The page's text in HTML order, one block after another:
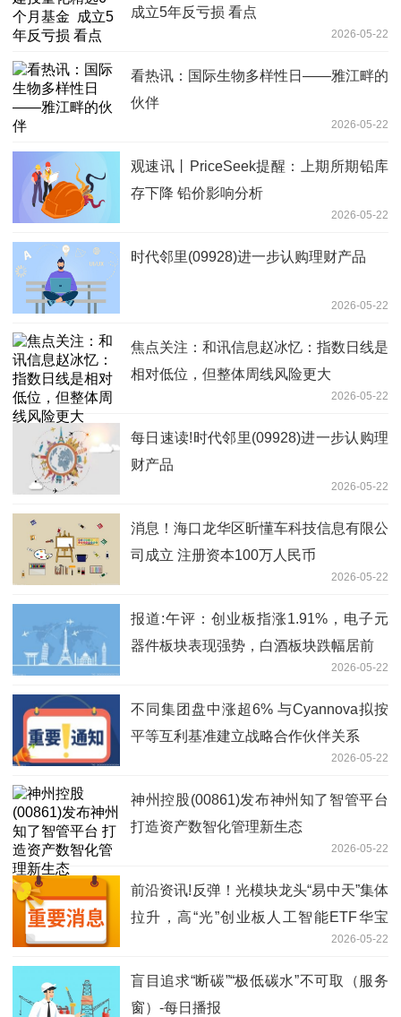
成立5年反亏损 看点
2026-05-22
看热讯：国际生物多样性日——雅江畔的
伙伴
2026-05-22
观速讯丨PriceSeek提醒：上期所期铅库
存下降 铅价影响分析
2026-05-22
时代邻里(09928)进一步认购理财产品
2026-05-22
焦点关注：和讯信息赵冰忆：指数日线是
相对低位，但整体周线风险更大
2026-05-22
每日速读!时代邻里(09928)进一步认购理
财产品
2026-05-22
消息！海口龙华区昕懂车科技信息有限公
司成立 注册资本100万人民币
2026-05-22
报道:午评：创业板指涨1.91%，电子元
器件板块表现强势，白酒板块跌幅居前
2026-05-22
不同集团盘中涨超6% 与Cyannova拟按
平等互利基准建立战略合作伙伴关系
2026-05-22
神州控股(00861)发布神州知了智管平台
打造资产数智化管理新生态
2026-05-22
前沿资讯!反弹！光模块龙头“易中天”集体
拉升，高“光”创业板人工智能ETF华宝
（159363）上涨2%，资金连续增持！
2026-05-22
盲目追求“断碳”“极低碳水”不可取（服务
窗）-每日播报